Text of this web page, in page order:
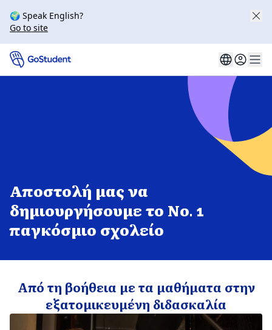
🌍 Speak English?
Go to site
Αποστολή μας να
δημιουργήσουμε το Νο. 1
παγκόσμιο σχολείο
Από τη βοήθεια με τα μαθήματα στην
εξατομικευμένη διδασκαλία